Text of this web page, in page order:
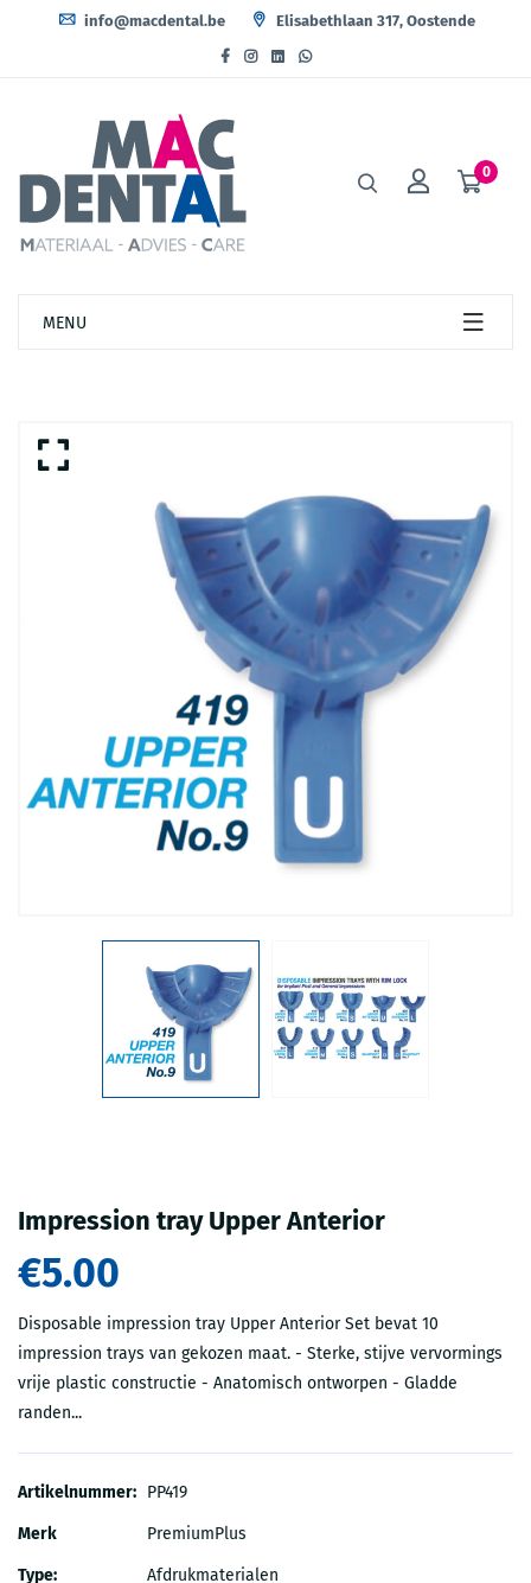
info@macdental.be Elisabethlaan 317, Oostende
0
MENU
Impression tray Upper Anterior
€5.00
Disposable impression tray Upper Anterior Set bevat 10
impression trays van gekozen maat. - Sterke, stijve vervormings
vrije plastic constructie - Anatomisch ontworpen - Gladde
randen...
Artikelnummer: PP419
Merk PremiumPlus
Type: Afdrukmaterialen